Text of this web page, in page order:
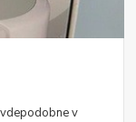
v